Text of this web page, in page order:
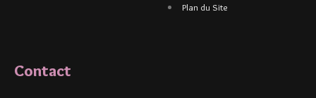
Plan du Site
Contact